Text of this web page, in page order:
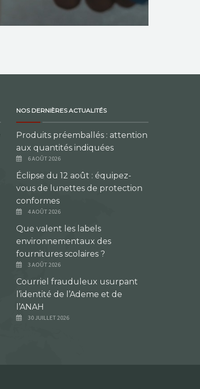
NOS DERNIÈRES ACTUALITÉS
Produits préemballés : attention
aux quantités indiquées
6 AOÛT 2026
Éclipse du 12 août : équipez-
vous de lunettes de protection
conformes
4 AOÛT 2026
Que valent les labels
environnementaux des
fournitures scolaires ?
3 AOÛT 2026
Courriel frauduleux usurpant
l’identité de l’Ademe et de
l’ANAH
30 JUILLET 2026